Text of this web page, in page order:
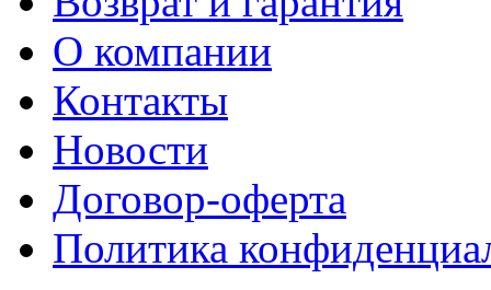
О компании
Контакты
Новости
Договор-оферта
Политика